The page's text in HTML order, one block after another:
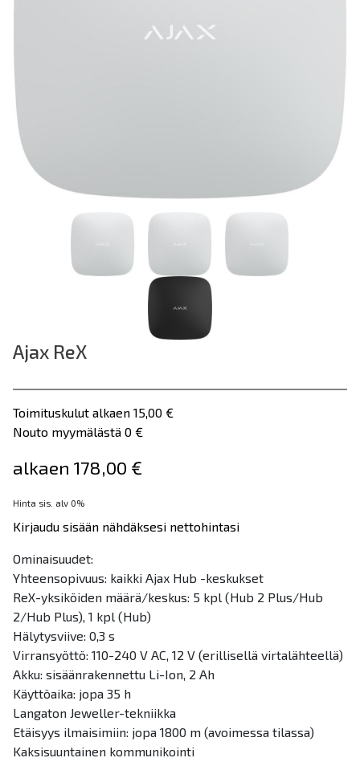
Ajax ReX
Toimituskulut alkaen 15,00 €
Nouto myymälästä 0 €
alkaen 178,00 €
Hinta sis. alv 0%
Kirjaudu sisään nähdäksesi nettohintasi
Ominaisuudet:
Yhteensopivuus: kaikki Ajax Hub -keskukset
ReX-yksiköiden määrä/keskus: 5 kpl (Hub 2 Plus/Hub
2/Hub Plus), 1 kpl (Hub)
Hälytysviive: 0,3 s
Virransyöttö: 110-240 V AC, 12 V (erillisellä virtalähteellä)
Akku: sisäänrakennettu Li-Ion, 2 Ah
Käyttöaika: jopa 35 h
Langaton Jeweller-tekniikka
Etäisyys ilmaisimiin: jopa 1800 m (avoimessa tilassa)
Kaksisuuntainen kommunikointi